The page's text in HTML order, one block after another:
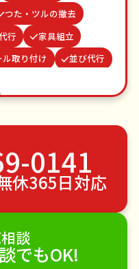
つた・ツルの撤去
行
家具組立
取り付け
並び代行
代行
体
クモの駆除
除
不用品回収
植木の伐採
ペットのお世話
DIY・日曜大工
雪下ろし
き家管理
各種代行
0141
休365日対応
談
でもOK!